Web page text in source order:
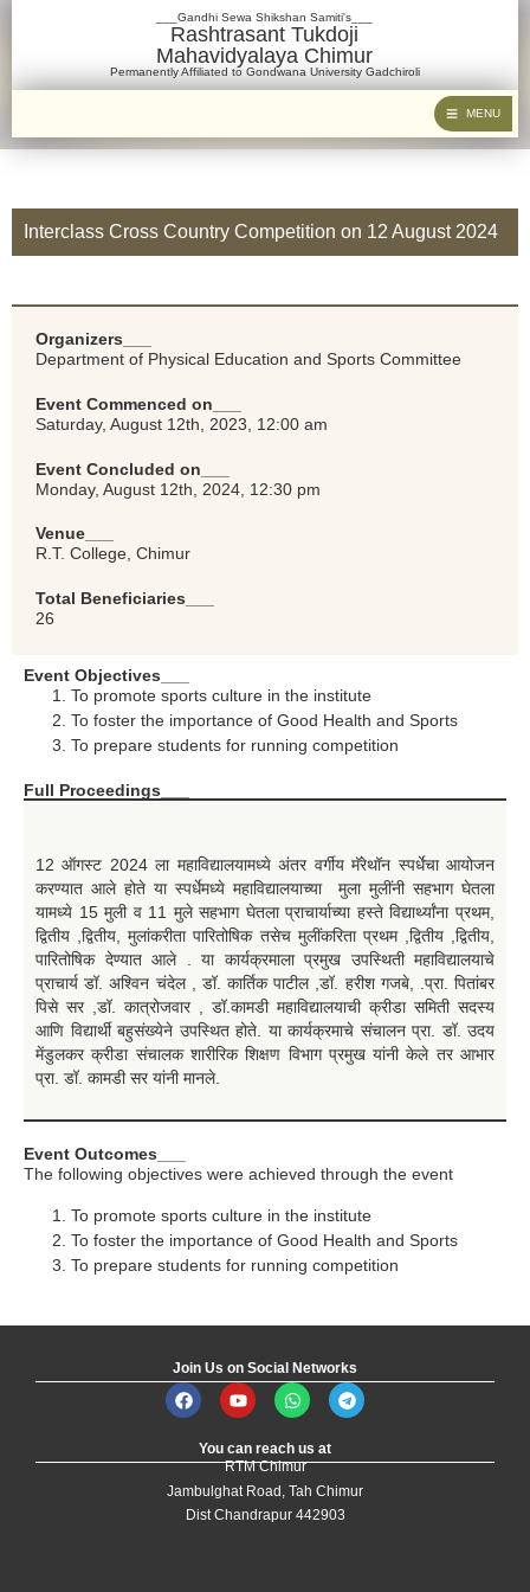
___Gandhi Sewa Shikshan Samiti's___
Rashtrasant Tukdoji
Mahavidyalaya Chimur
Permanently Affiliated to Gondwana University Gadchiroli
MENU
Interclass Cross Country Competition on 12 August 2024
Organizers___
Department of Physical Education and Sports Committee
Event Commenced on___
Saturday, August 12th, 2023, 12:00 am
Event Concluded on___
Monday, August 12th, 2024, 12:30 pm
Venue___
R.T. College, Chimur
Total Beneficiaries___
26
Event Objectives___
To promote sports culture in the institute
To foster the importance of Good Health and Sports
To prepare students for running competition
Full Proceedings___
12 ऑगस्ट 2024 ला महाविद्यालयामध्ये अंतर वर्गीय मॅरेथॉन स्पर्धेचा आयोजन
करण्यात आले होते या स्पर्धेमध्ये महाविद्यालयाच्या मुला मुलींनी सहभाग घेतला
यामध्ये 15 मुली व 11 मुले सहभाग घेतला प्राचार्याच्या हस्ते विद्यार्थ्यांना प्रथम,
द्वितीय ,द्वितीय, मुलांकरीता पारितोषिक तसेच मुलींकरिता प्रथम ,द्वितीय ,द्वितीय,
पारितोषिक देण्यात आले . या कार्यक्रमाला प्रमुख उपस्थिती महाविद्यालयाचे
प्राचार्य डॉ. अश्विन चंदेल , डॉ. कार्तिक पाटील ,डॉ. हरीश गजबे, .प्रा. पितांबर
पिसे सर ,डॉ. कात्रोजवार , डॉ.कामडी महाविद्यालयाची क्रीडा समिती सदस्य
आणि विद्यार्थी बहुसंख्येने उपस्थित होते. या कार्यक्रमाचे संचालन प्रा. डॉ. उदय
मेंडुलकर क्रीडा संचालक शारीरिक शिक्षण विभाग प्रमुख यांनी केले तर आभार
प्रा. डॉ. कामडी सर यांनी मानले.
Event Outcomes___
The following objectives were achieved through the event
To promote sports culture in the institute
To foster the importance of Good Health and Sports
To prepare students for running competition
Join Us on Social Networks
You can reach us at
RTM Chimur
Jambulghat Road, Tah Chimur
Dist Chandrapur 442903